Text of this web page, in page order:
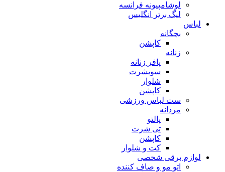
لوشامپیونه فرانسه
لیگ برتر انگلیس
لباس
بچگانه
کاپشن
زنانه
پافر زنانه
سویشرت
شلوار
کاپشن
ست لباس ورزشی
مردانه
پالتو
تی شرت
کاپشن
کت و شلوار
لوازم برقی شخصی
اتو مو و صاف کننده